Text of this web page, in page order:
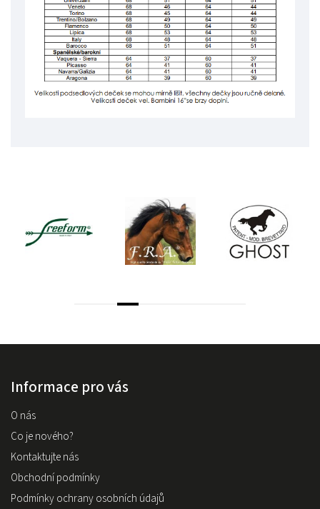
Informace pro vás
O nás
Co je nového?
Kontaktujte nás
Obchodní podmínky
Podmínky ochrany osobních údajů